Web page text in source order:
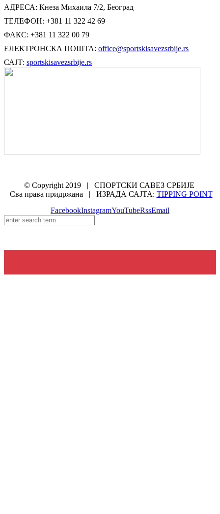
АДРЕСА: Кнеза Михаила 7/2, Београд
ТЕЛЕФОН: +381 11 322 42 69
ФАКС: +381 11 322 00 79
ЕЛЕКТРОНСКА ПОШТА: office@sportskisavezsrbije.rs
САЈТ: sportskisavezsrbije.rs
© Copyright 2019 | СПОРТСКИ САВЕЗ СРБИЈЕ
Сва права придржана | ИЗРАДА САЈТА: TIPPING POINT
FacebookInstagramYouTubeRssEmail